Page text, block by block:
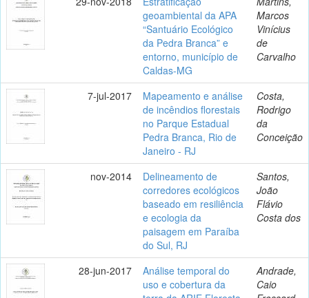
geoambiental da APA
“Santuário Ecológico
da Pedra Branca” e
entorno, município de
Caldas-MG
Marcos
Vinícius
de
Carvalho
7-jul-2017
Mapeamento e análise
de incêndios florestais
no Parque Estadual
Pedra Branca, Rio de
Janeiro - RJ
Costa,
Rodrigo
da
Conceição
nov-2014
Delineamento de
corredores ecológicos
baseado em resiliência
e ecologia da
paisagem em Paraíba
do Sul, RJ
Santos,
João
Flávio
Costa dos
28-jun-2017
Análise temporal do
uso e cobertura da
Andrade,
Caio